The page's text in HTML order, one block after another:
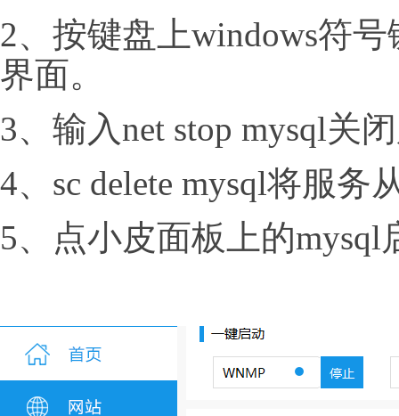
2、按键盘上windows符
界面。
3、输入net stop mysql关
4、sc delete mysql将服
5、点小皮面板上的